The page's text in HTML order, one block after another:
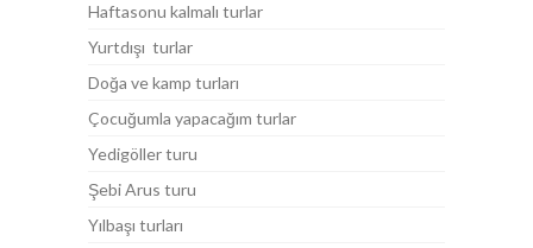
Haftasonu kalmalı turlar
Yurtdışı turlar
Doğa ve kamp turları
Çocuğumla yapacağım turlar
Yedigöller turu
Şebi Arus turu
Yılbaşı turları